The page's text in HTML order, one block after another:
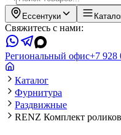
Ессентуки
Свяжитесь с нами:
Региональный офис+7 928
Каталог
Фурнитура
Раздвижные
RENZ Комплект